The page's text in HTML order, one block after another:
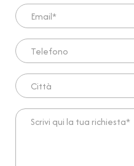
Email*
Telefono
Città
Scrivi qui la tua richiesta*